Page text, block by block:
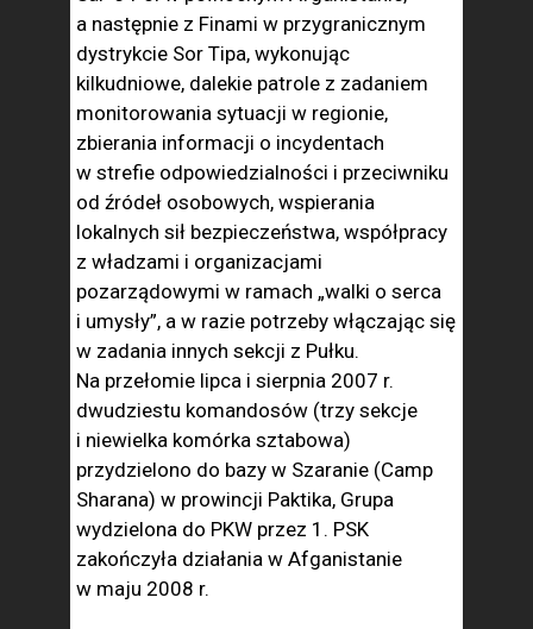
a następnie z Finami w przygranicznym
dystrykcie Sor Tipa, wykonując
kilkudniowe, dalekie patrole z zadaniem
monitorowania sytuacji w regionie,
zbierania informacji o incydentach
w strefie odpowiedzialności i przeciwniku
od źródeł osobowych, wspierania
lokalnych sił bezpieczeństwa, współpracy
z władzami i organizacjami
pozarządowymi w ramach „walki o serca
i umysły”, a w razie potrzeby włączając się
w zadania innych sekcji z Pułku.
Na przełomie lipca i sierpnia 2007 r.
dwudziestu komandosów (trzy sekcje
i niewielka komórka sztabowa)
przydzielono do bazy w Szaranie (Camp
Sharana) w prowincji Paktika, Grupa
wydzielona do PKW przez 1. PSK
zakończyła działania w Afganistanie
w maju 2008 r.